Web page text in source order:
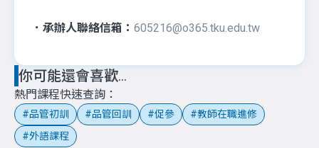
．承辦人聯絡信箱： 605216@o365.tku.edu.tw
你可能還會喜歡...
熱門課程快速查詢
品管初訓 品管回訓 促參
教師在職進修
外語課程